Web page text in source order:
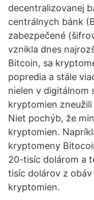
decentralizovanej
centrálnych bánk
zabezpečené
vznikla dnes
Bitcoin, sa
popredia a stále
nielen v digitálnom
kryptomien
Niet pochýb, že
kryptomien.
kryptomeny
20-tisíc dolárom a
tisíc dolárov z
kryptomien.